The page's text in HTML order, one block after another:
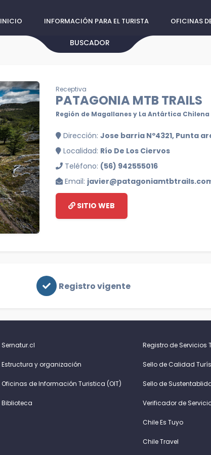
INICIO INFORMACIÓN PARA EL TURISTA OFICINAS
BUSCADOR
Receptiva
PATAGONIA MTB TRAILS
Región de Magallanes y La Antártica Chilena
Dirección: Jose barria Nº4321, Punta
Localidad: Río De Los Ciervos
Teléfono: (56) 942555016
Email:
SITIO WEB
Registro vigente
Sernatur.cl
Estructura y organización
Oficinas de Información Turistica (OIT)
Biblioteca
Registro de Servicios
Sello de Calidad
Sello de
Verificador de
Chile Es Tuyo
Chile Travel